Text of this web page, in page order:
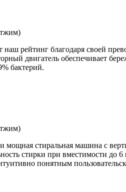
наш рейтинг благодаря своей
двигатель обеспечивает
бактерий.
стиральная машина с
стирки при вместимости
понятным